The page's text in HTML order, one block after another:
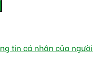
tin cá nhân của người